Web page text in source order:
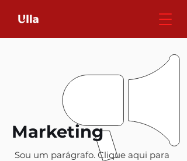
Marketing
Sou um parágrafo. Clique aqui para